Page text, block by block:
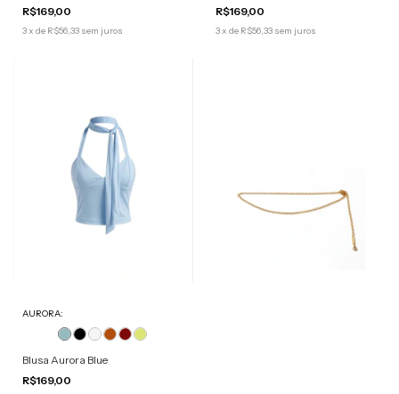
R$169,00
3x de R$56,33 sem juros
R$169,00
3x de R$56,33 sem juros
AURORA:
Blusa Aurora Blue
R$169,00